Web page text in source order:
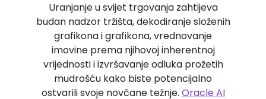
Uranjanje u svijet trgovanja zahtijeva
budan nadzor tržišta, dekodiranje složenih
grafikona i grafikona, vrednovanje
imovine prema njihovoj inherentnoj
vrijednosti i izvršavanje odluka prožetih
mudrošću kako biste potencijalno
ostvarili svoje novčane težnje. Oracle AI